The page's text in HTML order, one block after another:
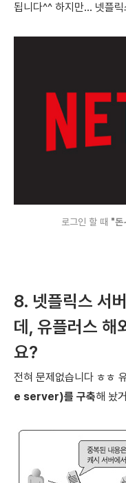
됩니다^^ 하지만... 넷플
로그인 할 때 "
8. 넷플릭스 서
데, 유플러스 해
요?
전혀 문제없습니다 ㅎㅎ
e server)를 구축해 놨